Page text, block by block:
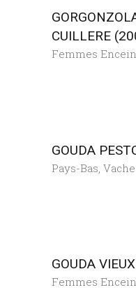
CUILLERE
Femmes
GOUDA
Pays-Bas Vache
GOUDA
Femmes